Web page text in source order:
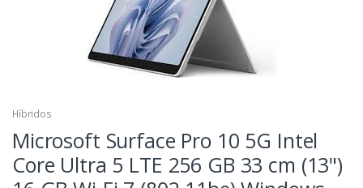
Híbridos
Microsoft Surface Pro 10 5G Intel
Core Ultra 5 LTE 256 GB 33 cm (13")